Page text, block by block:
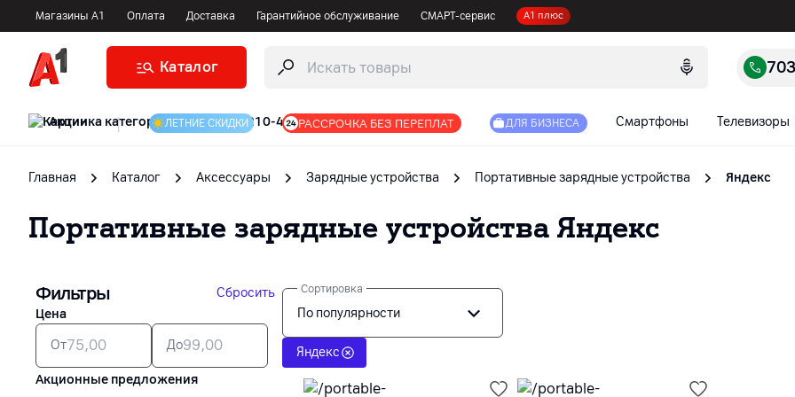
Магазины А1 Оплата Доставка Гарантийное обслуживание СМАРТ-сервис А1 плюс
Каталог
Акции | ЛЕТНИЕ СКИДКИ РАССРОЧКА БЕЗ ПЕРЕПЛАТ ДЛЯ БИЗНЕСА Смартфоны Телевизоры
Главная Каталог Аксессуары Зарядные устройства Портативные зарядные устройства Яндекс
Портативные зарядные устройства Яндекс
Фильтры
Сбросить
Цена
От До
Акционные предложения
Сортировка
По популярности
Яндекс